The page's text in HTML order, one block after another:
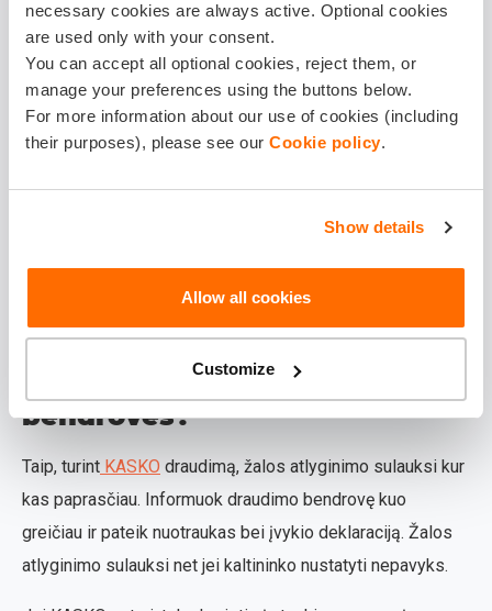
necessary cookies are always active. Optional cookies
are used only with your consent.
You can accept all optional cookies, reject them, or
manage your preferences using the buttons below.
For more information about our use of cookies (including
their purposes), please see our Cookie policy.
Show details
Allow all cookies
Customize
Kas atsako už transporto
priemonės žalą?
Atsakomybė priklauso nuo to, kur įvyko incidentas. Jei
transporto priemonė yra apgadinta dėl ledo ar sniego, kuris
atsakomybės klausimas, nes savininkai privalo užtikrinti,
kad jų stogas būtų nuvalytas. Tuo tarpu, jei šaka nukrito
nuo savivaldybei priklausančio medžio, žalos atlyginimo
galima reikalauti iš miesto ar rajono savivaldybės.
Ar padės draudimo
bendrovės?
Taip, turint KASKO draudimą, žalos atlyginimo sulauksi kur
kas paprasčiau. Informuok draudimo bendrovę kuo
greičiau ir pateik nuotraukas bei įvykio deklaraciją. Žalos
atlyginimo sulauksi net jei kaltininko nustatyti nepavyks.